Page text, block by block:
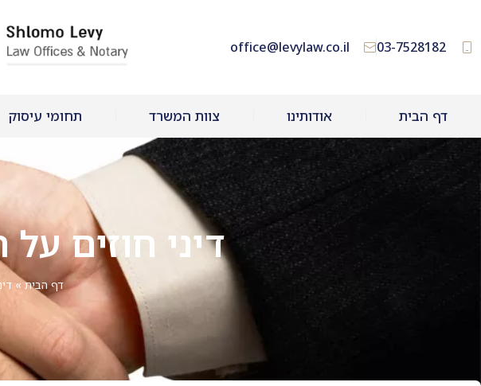
03-7528182
office@levylaw.co.il
דף הבית אודותינו צוות המשרד תחומי עיסוק
דיני חוזים
דף הבית»